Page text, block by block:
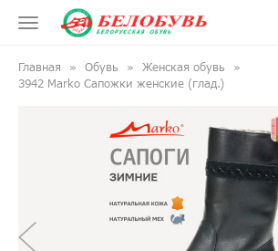
Главная Обувь
Женская обувь
3942 Marko Сапожки женские (глад.)